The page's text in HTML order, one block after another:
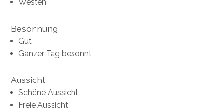
Westen
Besonnung
Gut
Ganzer Tag besonnt
Aussicht
Schöne Aussicht
Freie Aussicht